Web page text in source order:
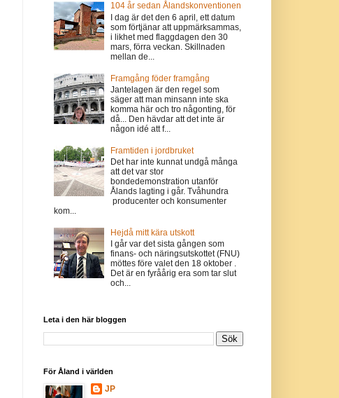
104 år sedan Ålandskonventionen
I dag är det den 6 april, ett datum
som förtjänar att uppmärksammas,
i likhet med flaggdagen den 30
mars, förra veckan. Skillnaden
mellan de...
Framgång föder framgång
Jantelagen är den regel som
säger att man minsann inte ska
komma här och tro någonting, för
då... Den hävdar att det inte är
någon idé att f...
Framtiden i jordbruket
Det har inte kunnat undgå många
att det var stor
bondedemonstration utanför
Ålands lagting i går. Tvåhundra
producenter och konsumenter
kom...
Hejdå mitt kära utskott
I går var det sista gången som
finans- och näringsutskottet (FNU)
möttes före valet den 18 oktober .
Det är en fyråårig era som tar slut
och...
Leta i den här bloggen
För Åland i världen
JP